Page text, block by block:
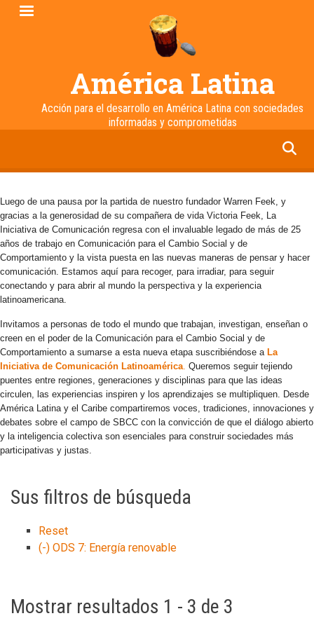
Pasar
América Latina
Acción para el desarrollo en América Latina con sociedades
informadas y comprometidas
Luego de una pausa por la partida de nuestro fundador Warren Feek, y
gracias a la generosidad de su compañera de vida Victoria Feek, La
Iniciativa de Comunicación regresa con el invaluable legado de más de 25
años de trabajo en Comunicación para el Cambio Social y de
Comportamiento y la vista puesta en las nuevas maneras de pensar y hacer
comunicación. Estamos aquí para recoger, para irradiar, para seguir
conectando y para abrir al mundo la perspectiva y la experiencia
latinoamericana.
Invitamos a personas de todo el mundo que trabajan, investigan, enseñan o
creen en el poder de la Comunicación para el Cambio Social y de
Comportamiento a sumarse a esta nueva etapa suscribiéndose a La
Iniciativa de Comunicación Latinoamérica. Queremos seguir tejiendo
puentes entre regiones, generaciones y disciplinas para que las ideas
circulen, las experiencias inspiren y los aprendizajes se multipliquen. Desde
América Latina y el Caribe compartiremos voces, tradiciones, innovaciones y
debates sobre el campo de SBCC con la convicción de que el diálogo abierto
y la inteligencia colectiva son esenciales para construir sociedades más
participativas y justas.
Sus filtros de búsqueda
Reset
(-) ODS 7: Energía renovable
Mostrar resultados 1 - 3 de 3